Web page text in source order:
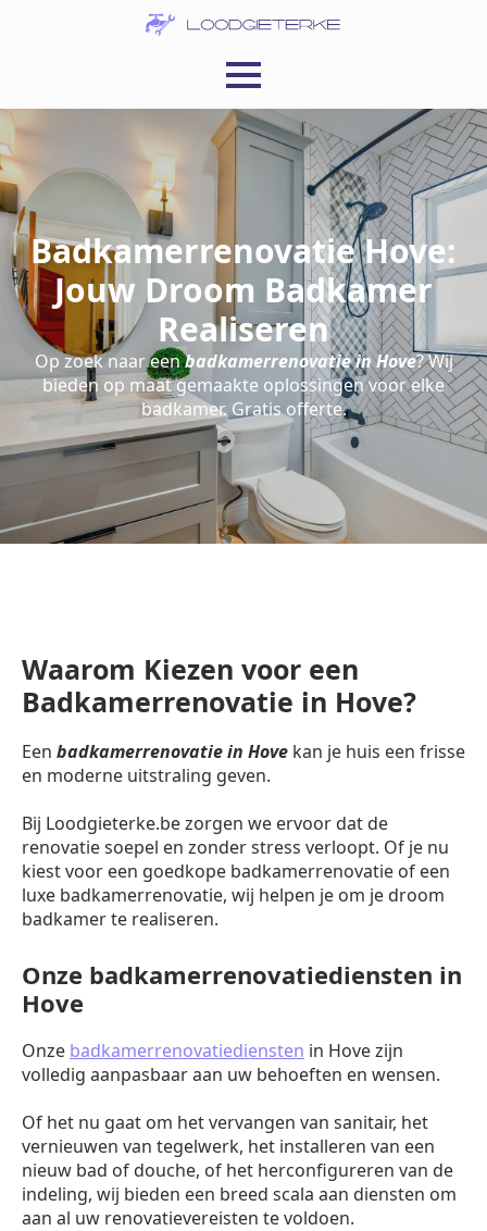
Badkamerrenovatie Hove:
Jouw Droom Badkamer
Realiseren
Op zoek naar eenbadkamerrenovatie in Hove? Wij
bieden op maat gemaakte oplossingen voor elke
badkamer. Gratis offerte.
Waarom Kiezen voor een
Badkamerrenovatie in Hove?
Een badkamerrenovatie in Hove kan je huis een frisse
en moderne uitstraling geven.
Bij Loodgieterke.be zorgen we ervoor dat de
renovatie soepel en zonder stress verloopt. Of je nu
kiest voor een goedkope badkamerrenovatie of een
luxe badkamerrenovatie, wij helpen je om je droom
badkamer te realiseren.
Onze badkamerrenovatiediensten in
Hove
Onze badkamerrenovatiediensten in Hove zijn
volledig aanpasbaar aan uw behoeften en wensen.
Of het nu gaat om het vervangen van sanitair, het
vernieuwen van tegelwerk, het installeren van een
nieuw bad of douche, of het herconfigureren van de
indeling, wij bieden een breed scala aan diensten om
aan al uw renovatievereisten te voldoen.